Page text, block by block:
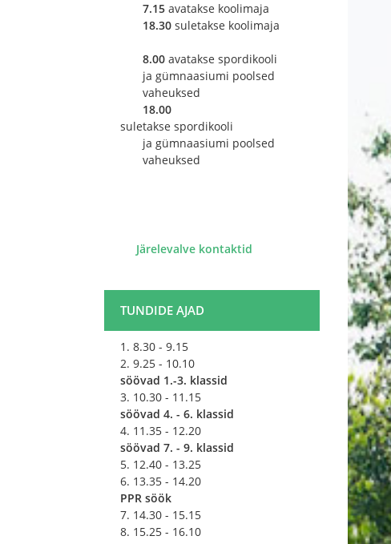
7.15 avatakse koolimaja
18.30 suletakse koolimaja
8.00 avatakse spordikooli
ja gümnaasiumi poolsed
vaheuksed
18.00
suletakse spordikooli
ja gümnaasiumi poolsed
vaheuksed ​
Järelevalve kontaktid
TUNDIDE AJAD
1. 8.30 - 9.15
2. 9.25 - 10.10
söövad 1.-3. klassid
3. 10.30 - 11.15
söövad 4. - 6. klassid
4. 11.35 - 12.20
söövad 7. - 9. klassid
5. 12.40 - 13.25
6. 13.35 - 14.20
PPR söök
7. 14.30 - 15.15
8. 15.25 - 16.10